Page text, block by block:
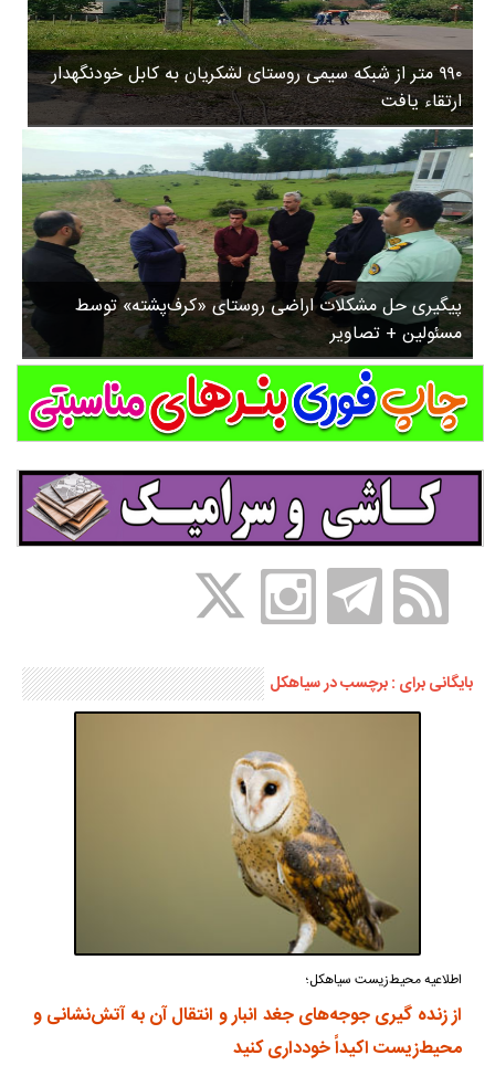
روستاها
ورزشی
سیاسی
چندرسانه ای
مسیر گردشگری دیلمان
درباره ما
۹۹۰ متر از شبکه سیمی روستای لشکریان به کابل خودنگهدار
ارتقاء یافت
پیگیری حل مشکلات اراضی روستای «کرف‌پشته» توسط
مسئولین + تصاویر
۳
۵
۸
ب
ا
ز
ن
ش
س
ت
ش
د
.
بایگانی برای : برچسب در سیاهکل
اطلاعیه محیط‌زیست سیاهکل؛
از زنده گیری جوجه‌های جغد انبار و انتقال آن به آتش‌نشانی و
محیط‌زیست اکیداً خودداری کنید